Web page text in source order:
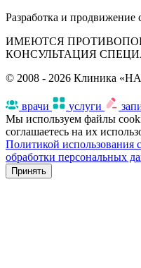
Разработка и продвижение
ИМЕЮТСЯ
КОНСУЛЬТАЦИЯ
© 2008 - 2026 Клиника
врачи услуги
Мы используем файлы
соглашаетесь на их
Политикой использования
обработки персональных
Принять